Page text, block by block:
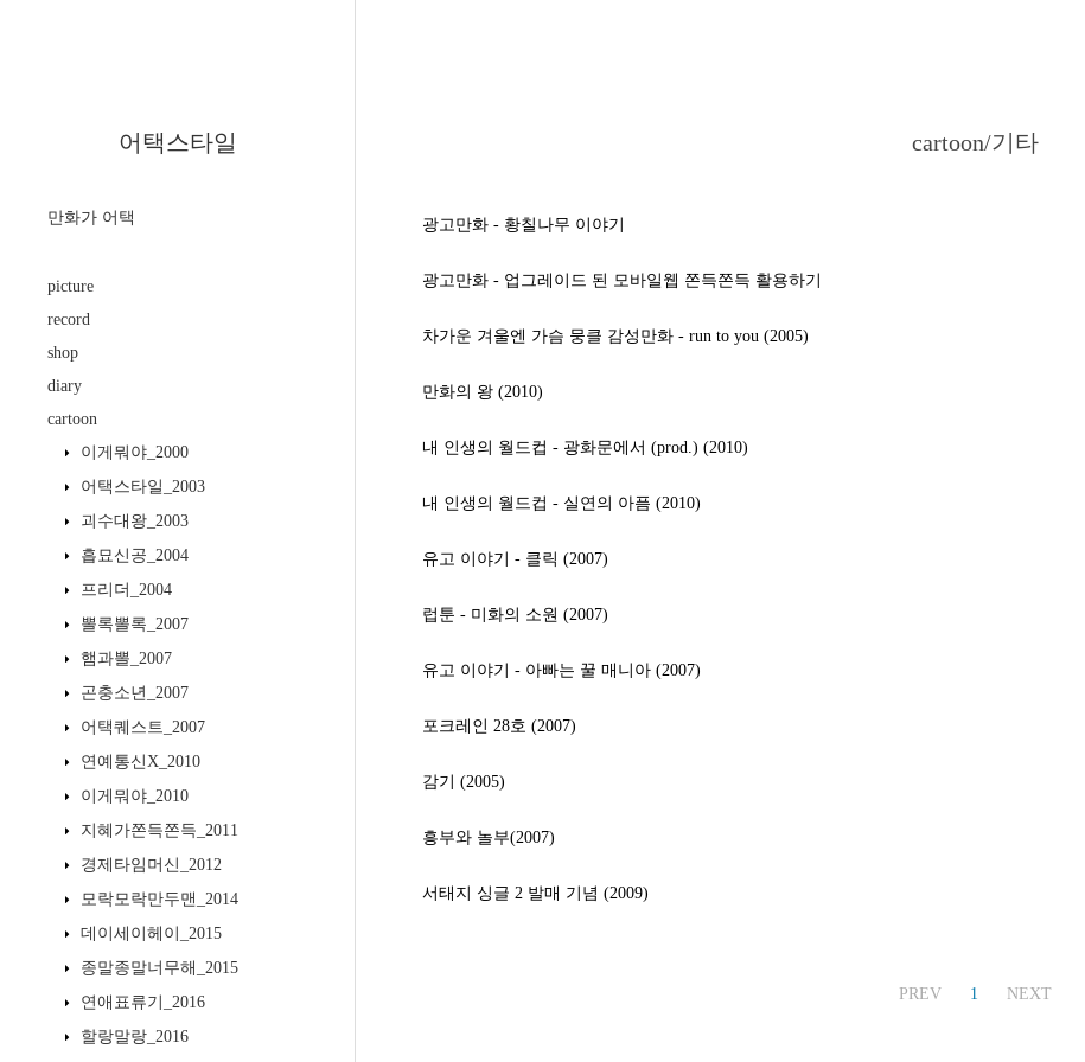
어택스타일
만화가 어택
picture
record
shop
diary
cartoon
이게뭐야_2000
어택스타일_2003
괴수대왕_2003
흡묘신공_2004
프리더_2004
뽈록뽈록_2007
햄과뽈_2007
곤충소년_2007
어택퀘스트_2007
연예통신X_2010
이게뭐야_2010
지혜가쫀득쫀득_2011
경제타임머신_2012
모락모락만두맨_2014
데이세이헤이_2015
종말종말너무해_2015
연애표류기_2016
할랑말랑_2016
cartoon/기타
광고만화 - 황칠나무 이야기
광고만화 - 업그레이드 된 모바일웹 쫀득쫀득 활용하기
차가운 겨울엔 가슴 뭉클 감성만화 - run to you (2005)
만화의 왕 (2010)
내 인생의 월드컵 - 광화문에서 (prod.) (2010)
내 인생의 월드컵 - 실연의 아픔 (2010)
유고 이야기 - 클릭 (2007)
럽툰 - 미화의 소원 (2007)
유고 이야기 - 아빠는 꿀 매니아 (2007)
포크레인 28호 (2007)
감기 (2005)
흥부와 놀부(2007)
서태지 싱글 2 발매 기념 (2009)
PREV 1 NEXT